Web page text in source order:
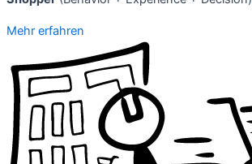
Mehr erfahren